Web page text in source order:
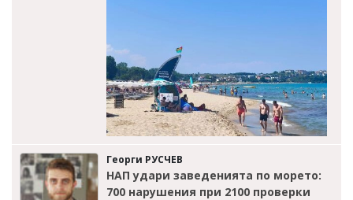
Георги РУСЧЕВ
НАП удари заведенията по морето:
700 нарушения при 2100 проверки